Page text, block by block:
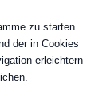
zu starten
der in Cookies
erleichtern